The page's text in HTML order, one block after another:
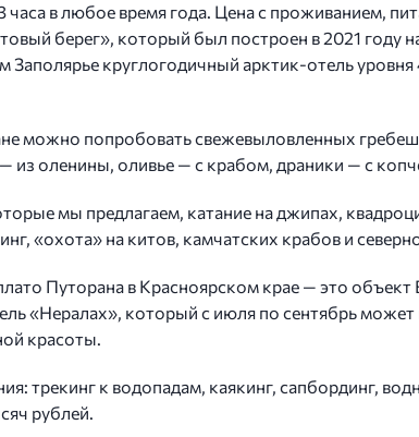
часа в любое время года. Цена с проживанием,
берег», который был построен в 2021 году
Заполярье круглогодичный арктик-отель
можно попробовать свежевыловленных
оленины, оливье — с крабом, драники — с
мы предлагаем, катание на джипах,
«охота» на китов, камчатских крабов и
Путорана в Красноярском крае — это
«Нералах», который с июля по сентябрь
красоты.
трекинг к водопадам, каякинг, сапбординг,
рублей.